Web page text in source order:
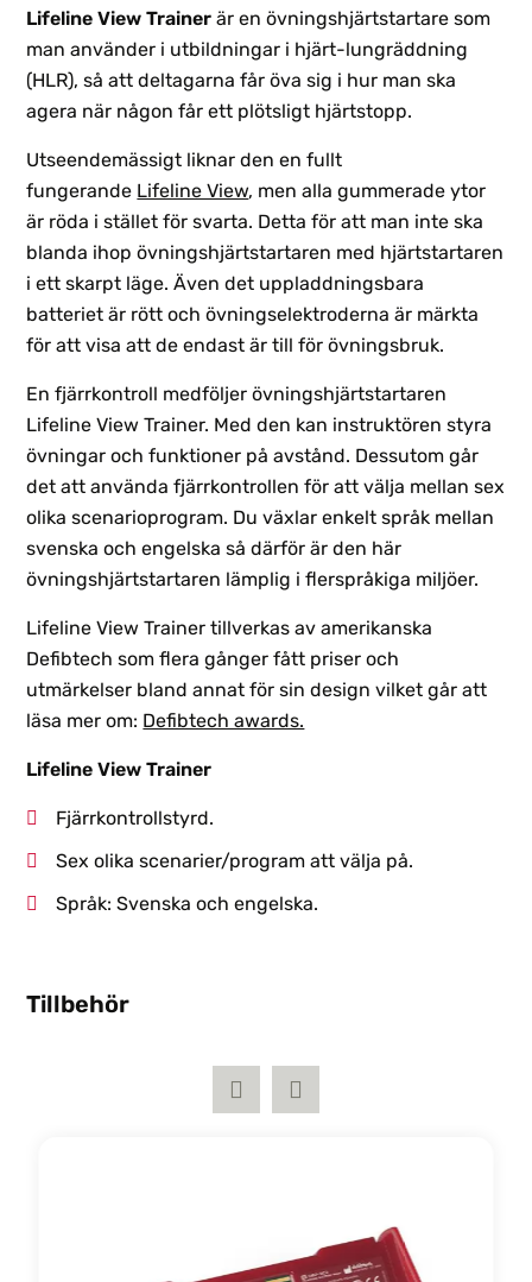
Lifeline View Trainer är en övningshjärtstartare som
man använder i utbildningar i hjärt-lungräddning
(HLR), så att deltagarna får öva sig i hur man ska
agera när någon får ett plötsligt hjärtstopp.
Utseendemässigt liknar den en fullt
fungerande Lifeline View, men alla gummerade ytor
är röda i stället för svarta. Detta för att man inte ska
blanda ihop övningshjärtstartaren med hjärtstartaren
i ett skarpt läge. Även det uppladdningsbara
batteriet är rött och övningselektroderna är märkta
för att visa att de endast är till för övningsbruk.
En fjärrkontroll medföljer övningshjärtstartaren
Lifeline View Trainer. Med den kan instruktören styra
övningar och funktioner på avstånd. Dessutom går
det att använda fjärrkontrollen för att välja mellan sex
olika scenarioprogram. Du växlar enkelt språk mellan
svenska och engelska så därför är den här
övningshjärtstartaren lämplig i flerspråkiga miljöer.
Lifeline View Trainer tillverkas av amerikanska
Defibtech som flera gånger fått priser och
utmärkelser bland annat för sin design vilket går att
läsa mer om: Defibtech awards.
Lifeline View Trainer
Fjärrkontrollstyrd.
Sex olika scenarier/program att välja på.
Språk: Svenska och engelska.
Tillbehör